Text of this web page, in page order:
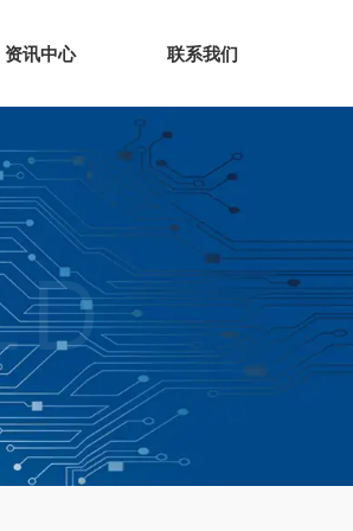
资讯中心 联系我们